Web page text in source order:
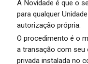
A Novidade é que o
para qualquer
autorização própria.
O procedimento é o
a transação com seu
privada instalada no